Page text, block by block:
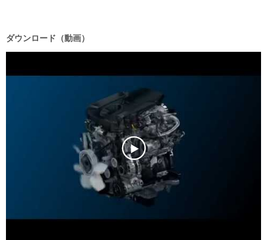
ダウンロード（動画）